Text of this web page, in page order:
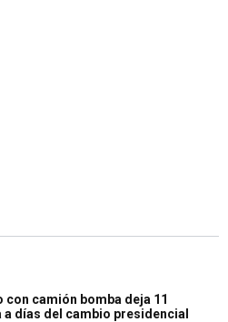
con camión bomba deja 11
días del cambio presidencial